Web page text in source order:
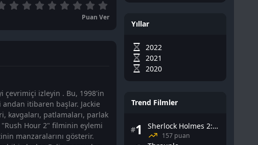
Puan Ver
çevrimiçi izleyin . Bu, 1998'in
itibaren başlar. Jackie
kavgaları, patlamaları, parlak
"Rush Hour 2" filminin eylemi
manzaralarını gösterir.
Yıllar
2022
2021
2020
Trend Filmler
#1 Sherlock Holmes 2: Gölge Oyunları
157 puan